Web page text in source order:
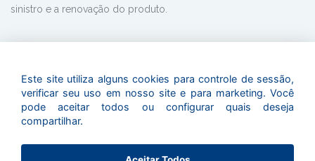
sinistro e a renovação do produto.
Para mais informações, procure a Maior Seguros!
Peça a sua cotação agora
Este site utiliza alguns cookies para controle de sessão,
verificar seu uso em nosso site e para marketing. Você
pode aceitar todos ou configurar quais deseja
compartilhar.